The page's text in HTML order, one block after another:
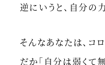
逆にいうと、自分の
そんなあなたは、コ
だか「自分は弱くて